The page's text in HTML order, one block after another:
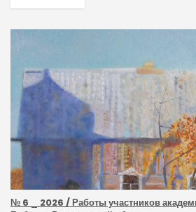
№ 6 _ 2026 / Работы участников